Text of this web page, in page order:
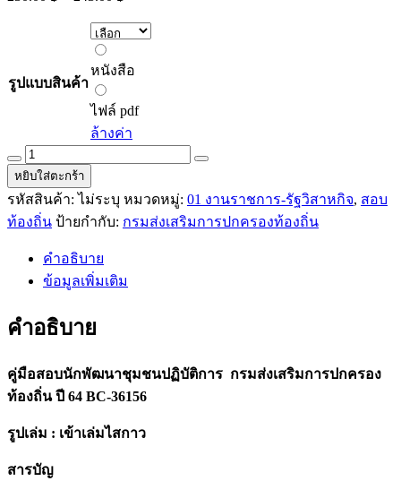
230.00 ฿
243.00 ฿
รูปแบบสินค้า
หนังสือ
หนังสือ
ไฟล์
pdf
ไฟล์ pdf
ล้างค่า
คู่มือ
สอบ
นัก
พัฒนา
ปฏิบัติ
การ
ส่ง
การ
ปกครอง
ท้อง
ปี
หยิบใส่ตะกร้า
รหัสสินค้า:ไม่ระบุ หมวดหมู่: 01 งานราชการ-รัฐวิสาหกิจ, สอบ
ท้องถิ่น ป้ายกำกับ: กรมส่งเสริมการปกครองท้องถิ่น
คำอธิบาย
ข้อมูลเพิ่มเติม
คำอธิบาย
คู่มือสอบนักพัฒนาชุมชนปฏิบัติการ กรมส่งเสริมการปกครอง
ท้องถิ่น ปี 64 BC-36156
รูปเล่ม : เข้าเล่มไสกาว
สารบัญ